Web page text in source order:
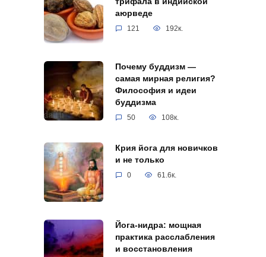
аюрведе
121 192к.
Почему буддизм —
самая мирная религия?
Философия и идеи
буддизма
50 108к.
Крия йога для новичков
и не только
0 61.6к.
Йога-нидра: мощная
практика расслабления
и восстановления